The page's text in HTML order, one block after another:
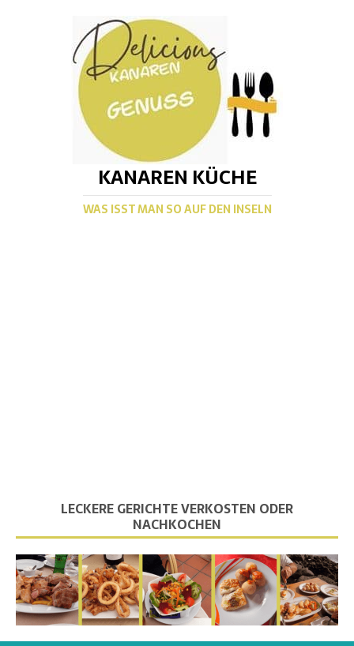
KANAREN KÜCHE
WAS ISST MAN SO AUF DEN INSELN
LECKERE GERICHTE VERKOSTEN ODER
NACHKOCHEN